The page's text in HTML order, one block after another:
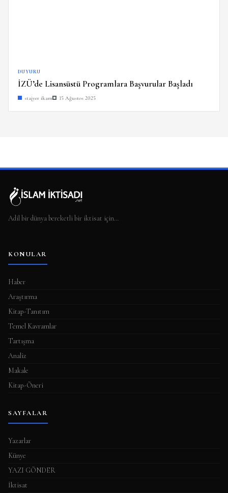
DUYURU
İZÜ’de Lisansüstü Programlara Başvurular Başladı
stajyer ikam 15 Ağustos 2025
Adil bir dünya bereketli bir iktisat için…
KONULAR
Haber
Araştırma
Kitap-Tanıtım
Temel Kavramlar
Tartışma
Analiz
Makale
Kitap-Öneri
SAYFALAR
Yazarlar
Künye
YAZI GÖNDER
İktisat